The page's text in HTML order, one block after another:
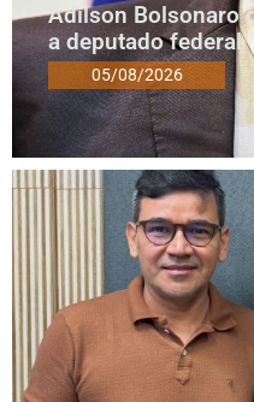
Adilson Bolsonaro
a deputado federal
05/08/2026